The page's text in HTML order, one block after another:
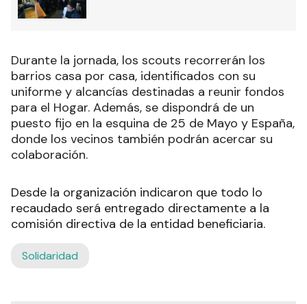
Durante la jornada, los scouts recorrerán los
barrios casa por casa, identificados con su
uniforme y alcancías destinadas a reunir fondos
para el Hogar. Además, se dispondrá de un
puesto fijo en la esquina de 25 de Mayo y España,
donde los vecinos también podrán acercar su
colaboración.
Desde la organización indicaron que todo lo
recaudado será entregado directamente a la
comisión directiva de la entidad beneficiaria.
Solidaridad